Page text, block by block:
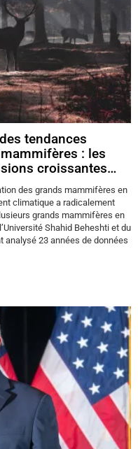
tendances
: les
croissantes…
des grands mammifères en
climatique a radicalement
grands mammifères en
Shahid Beheshti et du
analysé 23 années de données